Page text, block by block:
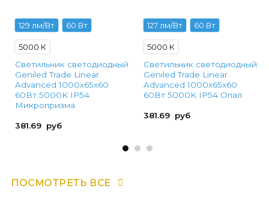
129 лм/Вт 60 Вт
5000 К
Светильник светодиодный
Geniled Trade Linear
Advanced 1000х65х60
60Вт 5000K IP54
Микропризма
381.69 руб
127 лм/Вт 60 Вт
5000 К
Светильник светодиодный
Geniled Trade Linear
Advanced 1000х65х60
60Вт 5000K IP54 Опал
381.69 руб
ПОСМОТРЕТЬ ВСЕ